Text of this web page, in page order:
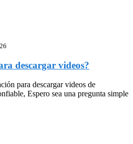
descargar videos?
para descargar videos de
Espero sea una pregunta simple